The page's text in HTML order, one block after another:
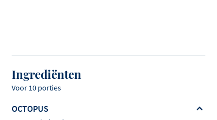
Ingrediënten
Voor 10 porties
OCTOPUS